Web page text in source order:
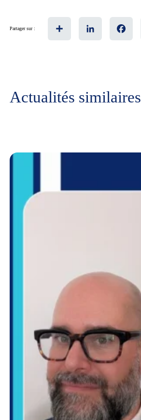
Partager sur :
Actualités similaires